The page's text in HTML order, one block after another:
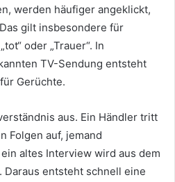
werden häufiger angeklickt,
gilt insbesondere für
oder „Trauer“. In
TV-Sendung entsteht
Gerüchte.
aus. Ein Händler tritt
Folgen auf, jemand
altes Interview wird aus dem
Daraus entsteht schnell eine